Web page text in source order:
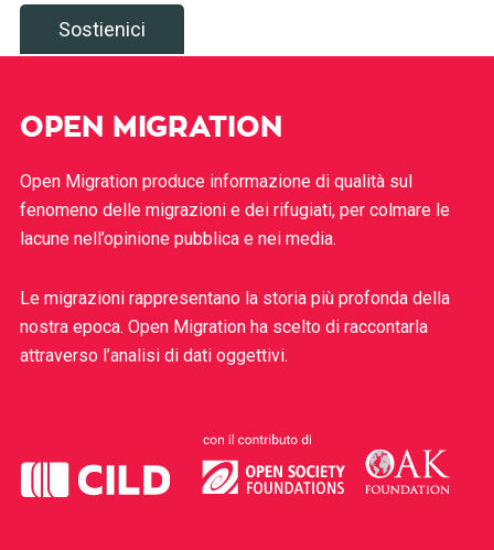
Sostienici
OPEN MIGRATION
Open Migration produce informazione di qualità sul
fenomeno delle migrazioni e dei rifugiati, per colmare le
lacune nell’opinione pubblica e nei media.
Le migrazioni rappresentano la storia più profonda della
nostra epoca. Open Migration ha scelto di raccontarla
attraverso l’analisi di dati oggettivi.